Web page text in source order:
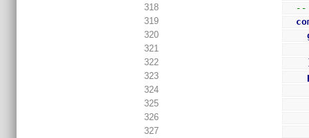
318
319
320
321
322
323
324
325
326
327